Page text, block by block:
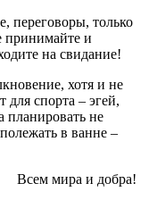
переговоры, только
принимайте и
на свидание!
хотя и не
для спорта – эгей,
не
в ванне –
Всем мира и добра!